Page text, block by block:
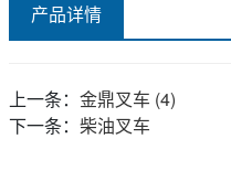
产品详情
上一条： 金鼎叉车 (4)
下一条： 柴油叉车